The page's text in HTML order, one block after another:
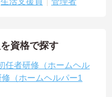
資格で探す
任者研修（ホームヘル
（ホームヘルパー1